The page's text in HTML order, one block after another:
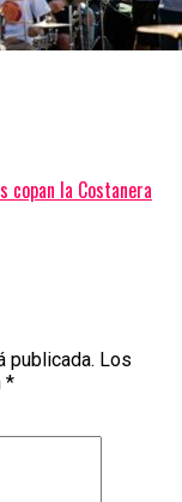
copan la Costanera
publicada. Los
*